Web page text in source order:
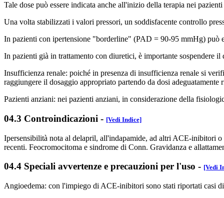
Tale dose può essere indicata anche all'inizio della terapia nei
Una volta stabilizzati i valori pressori, un soddisfacente controllo
In pazienti con ipertensione "borderline" (PAD = 90-95 mmHg) può
In pazienti già in trattamento con diuretici, è importante sospendere
Insufficienza renale: poiché in presenza di insufficienza renale si
raggiungere il dosaggio appropriato partendo da dosi adeguatamente
Pazienti anziani: nei pazienti anziani, in considerazione della
04.3 Controindicazioni - [Vedi Indice]
Ipersensibilità nota al delapril, all'indapamide, ad altri ACE-inibitori
recenti. Feocromocitoma e sindrome di Conn. Gravidanza e
04.4 Speciali avvertenze e precauzioni per l'uso - [Vedi
Angioedema: con l'impiego di ACE-inibitori sono stati riportati casi